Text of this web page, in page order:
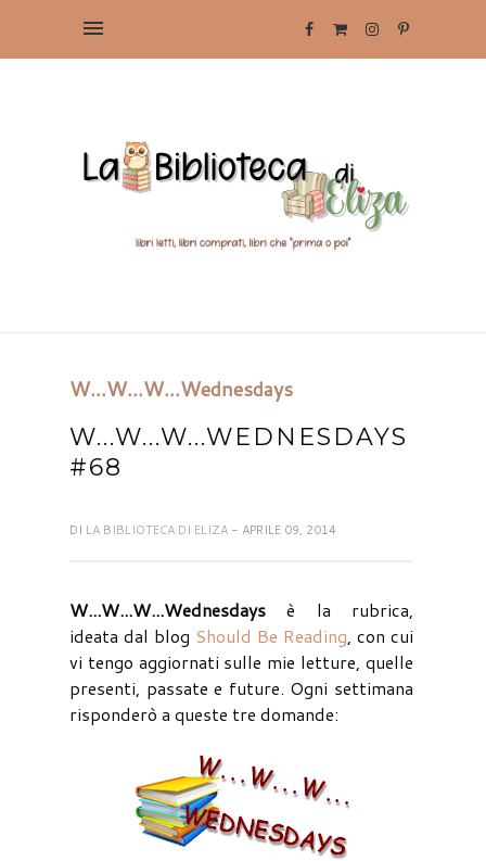
W...W...W...Wednesdays
W...W...W...WEDNESDAYS
#68
DI LA BIBLIOTECA DI ELIZA - APRILE 09, 2014
W...W...W...Wednesdays è la rubrica,
ideata dal blog Should Be Reading, con cui
vi tengo aggiornati sulle mie letture, quelle
presenti, passate e future. Ogni settimana
risponderò a queste tre domande: